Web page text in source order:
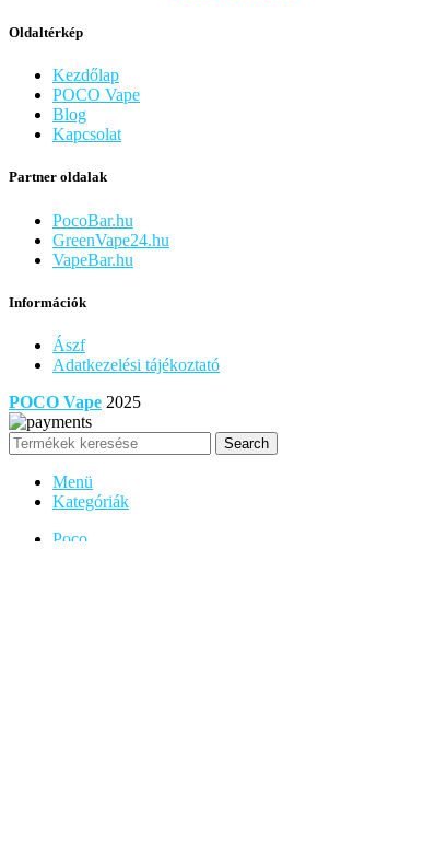
Oldaltérkép
Kezdőlap
POCO Vape
Blog
Kapcsolat
Partner oldalak
PocoBar.hu
GreenVape24.hu
VapeBar.hu
Információk
Ászf
Adatkezelési tájékoztató
POCO Vape 2025
Search
Menü
Kategóriák
Poco